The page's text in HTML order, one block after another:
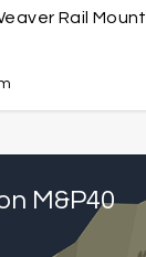
Rail Mount
M&P40